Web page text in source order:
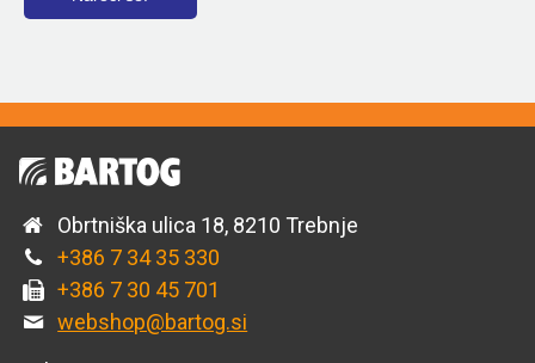
Obrtniška ulica 18, 8210 Trebnje
+386 7 34 35 330
+386 7 30 45 701
webshop@bartog.si